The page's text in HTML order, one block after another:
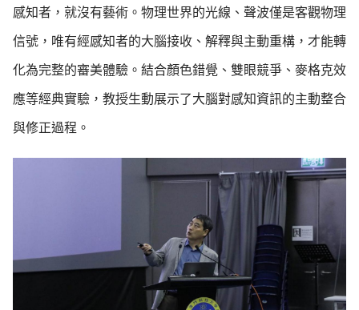
感知者，就沒有藝術。物理世界的光線、聲波僅是客觀物理
信號，唯有經感知者的大腦接收、解釋與主動重構，才能轉
化為完整的審美體驗。結合顏色錯覺、雙眼競爭、麥格克效
應等經典實驗，教授生動展示了大腦對感知資訊的主動整合
與修正過程。